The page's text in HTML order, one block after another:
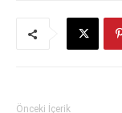
Önceki İçerik